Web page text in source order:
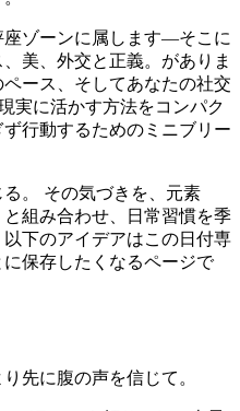
座ゾーンに属します—そこに
美、外交と正義。がありま
ース、そしてあなたの社交
実に活かす方法をコンパク
行動するためのミニブリー
。 その気づきを、元素
と組み合わせ、日常習慣を季
下のアイデアはこの日付専
保存したくなるページで
先に腹の声を信じて。